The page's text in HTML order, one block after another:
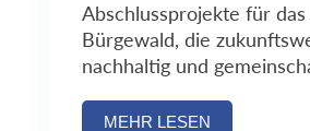
Abschlussprojekte für
Bürgewald, die
nachhaltig und
MEHR LESEN